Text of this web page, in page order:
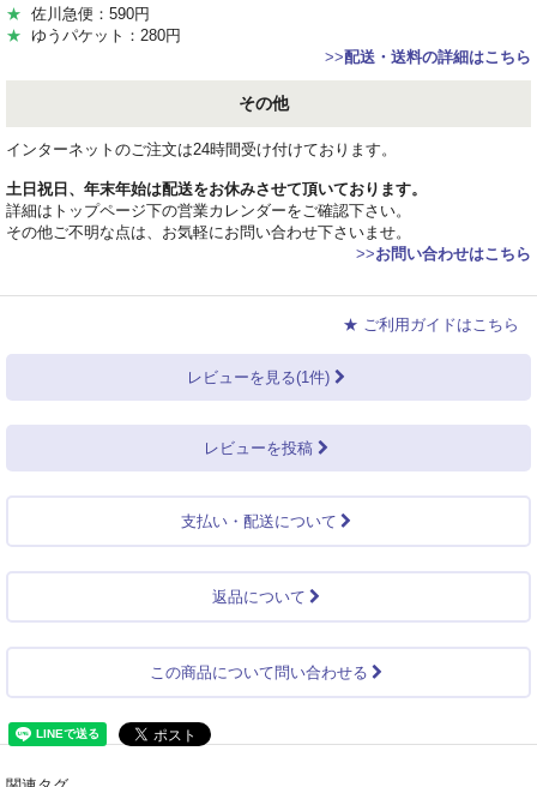
★ 佐川急便：590円
★ ゆうパケット：280円
>>配送・送料の詳細はこちら
その他
インターネットのご注文は24時間受け付けております。
土日祝日、年末年始は配送をお休みさせて頂いております。
詳細はトップページ下の営業カレンダーをご確認下さい。
その他ご不明な点は、お気軽にお問い合わせ下さいませ。
>>お問い合わせはこちら
★ ご利用ガイドはこちら
レビューを見る(1件)
レビューを投稿
支払い・配送について
返品について
この商品について問い合わせる